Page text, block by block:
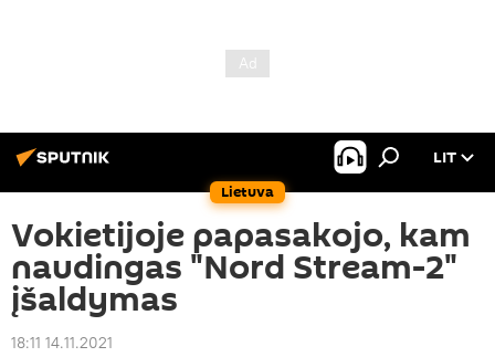
Lietuva
LIT
Vokietijoje papasakojo, kam
naudingas "Nord Stream-2"
įšaldymas
18:11 14.11.2021